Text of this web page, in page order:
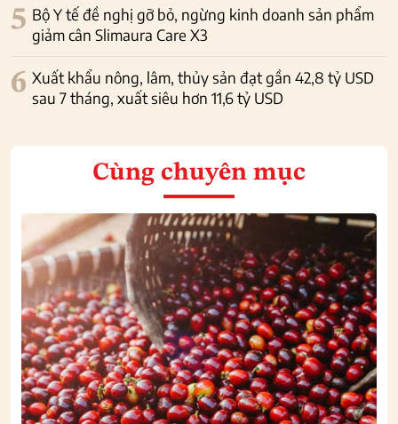
5 Bộ Y tế đề nghị gỡ bỏ, ngừng kinh doanh sản phẩm
giảm cân Slimaura Care X3
6 Xuất khẩu nông, lâm, thủy sản đạt gần 42,8 tỷ USD
sau 7 tháng, xuất siêu hơn 11,6 tỷ USD
Cùng chuyên mục